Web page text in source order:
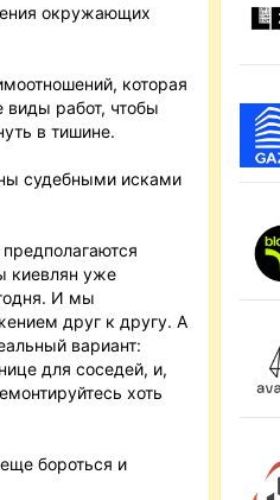
окружающих
которая
виды работ, чтобы
в тишине.
судебными исками
киевлян уже
И мы
друг к другу. А
вариант:
для соседей, и,
хоть
бороться и